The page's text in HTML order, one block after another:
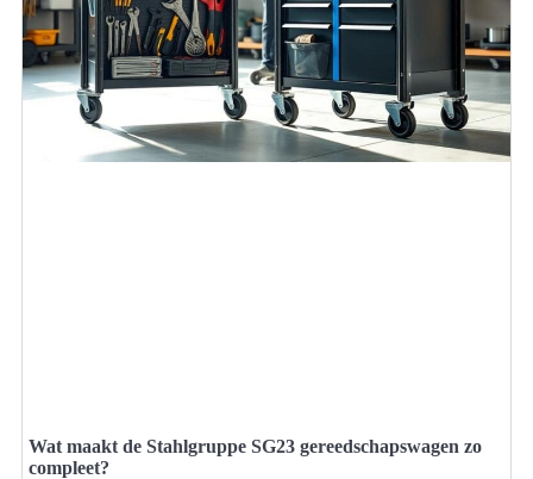
Wat maakt de Stahlgruppe SG23 gereedschapswagen zo
compleet?